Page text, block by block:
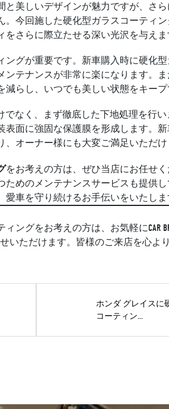
美しいデザインが魅力ですが、さ
今回施した硬化型ガラスコーティ
さらに際立たせる深い光沢を与え
グが重要です。新車購入時に硬化
テナンスが非常に楽になります。
らし、いつでも美しい状態をキー
けでなく、まず徹底した下地処理を行
面に強固な保護膜を形成します。
、オーナー様にも大変ご満足いただ
をお考えの方は、ぜひ当店にお任せ
めのメンテナンスサービスも提供
愛車を守り続けるお手伝いをいたし
グをお考えの方は、お気軽にCAR
いただけます。皆様のご来店を心よ
ホンダ グレイスに
コーティン...